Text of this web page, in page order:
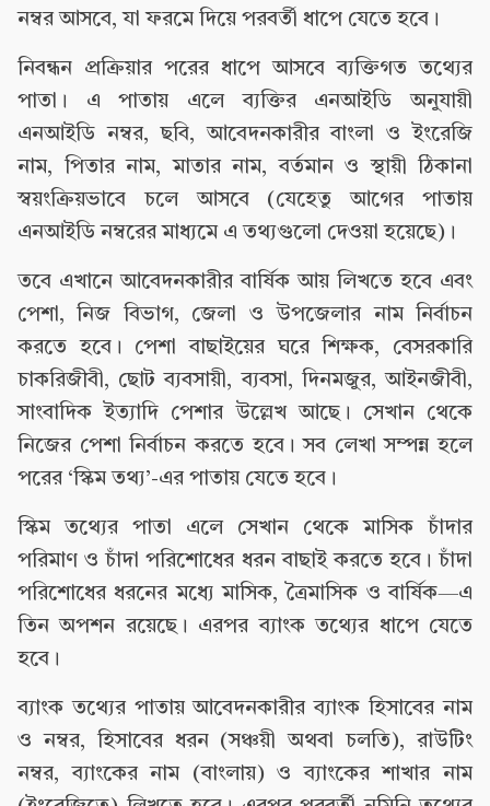
নম্বর আসবে, যা ফরমে দিয়ে পরবর্তী ধাপে যেতে হবে।
নিবন্ধন প্রক্রিয়ার পরের ধাপে আসবে ব্যক্তিগত তথ্যের
পাতা। এ পাতায় এলে ব্যক্তির এনআইডি অনুযায়ী
এনআইডি নম্বর, ছবি, আবেদনকারীর বাংলা ও ইংরেজি
নাম, পিতার নাম, মাতার নাম, বর্তমান ও স্থায়ী ঠিকানা
স্বয়ংক্রিয়ভাবে চলে আসবে (যেহেতু আগের পাতায়
এনআইডি নম্বরের মাধ্যমে এ তথ্যগুলো দেওয়া হয়েছে)।
তবে এখানে আবেদনকারীর বার্ষিক আয় লিখতে হবে এবং
পেশা, নিজ বিভাগ, জেলা ও উপজেলার নাম নির্বাচন
করতে হবে। পেশা বাছাইয়ের ঘরে শিক্ষক, বেসরকারি
চাকরিজীবী, ছোট ব্যবসায়ী, ব্যবসা, দিনমজুর, আইনজীবী,
সাংবাদিক ইত্যাদি পেশার উল্লেখ আছে। সেখান থেকে
নিজের পেশা নির্বাচন করতে হবে। সব লেখা সম্পন্ন হলে
পরের ‘স্কিম তথ্য’-এর পাতায় যেতে হবে।
স্কিম তথ্যের পাতা এলে সেখান থেকে মাসিক চাঁদার
পরিমাণ ও চাঁদা পরিশোধের ধরন বাছাই করতে হবে। চাঁদা
পরিশোধের ধরনের মধ্যে মাসিক, ত্রৈমাসিক ও বার্ষিক—এ
তিন অপশন রয়েছে। এরপর ব্যাংক তথ্যের ধাপে যেতে
হবে।
ব্যাংক তথ্যের পাতায় আবেদনকারীর ব্যাংক হিসাবের নাম
ও নম্বর, হিসাবের ধরন (সঞ্চয়ী অথবা চলতি), রাউটিং
নম্বর, ব্যাংকের নাম (বাংলায়) ও ব্যাংকের শাখার নাম